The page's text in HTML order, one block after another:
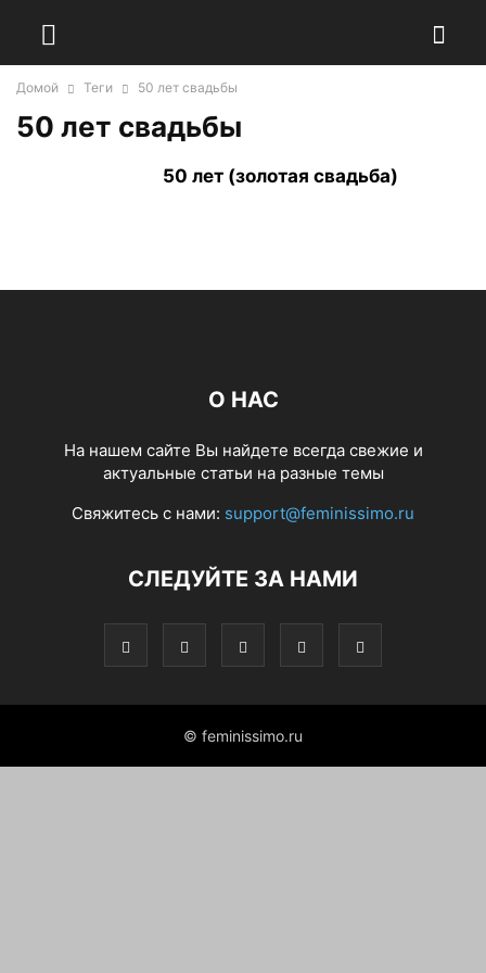
Домой Теги 50 лет свадьбы
50 лет свадьбы
50 лет (золотая свадьба)
О НАС
На нашем сайте Вы найдете всегда свежие и
актуальные статьи на разные темы
Свяжитесь с нами: support@feminissimo.ru
СЛЕДУЙТЕ ЗА НАМИ
© feminissimo.ru